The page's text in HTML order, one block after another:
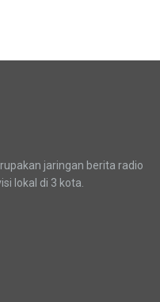
jaringan berita radio
lokal di 3 kota.